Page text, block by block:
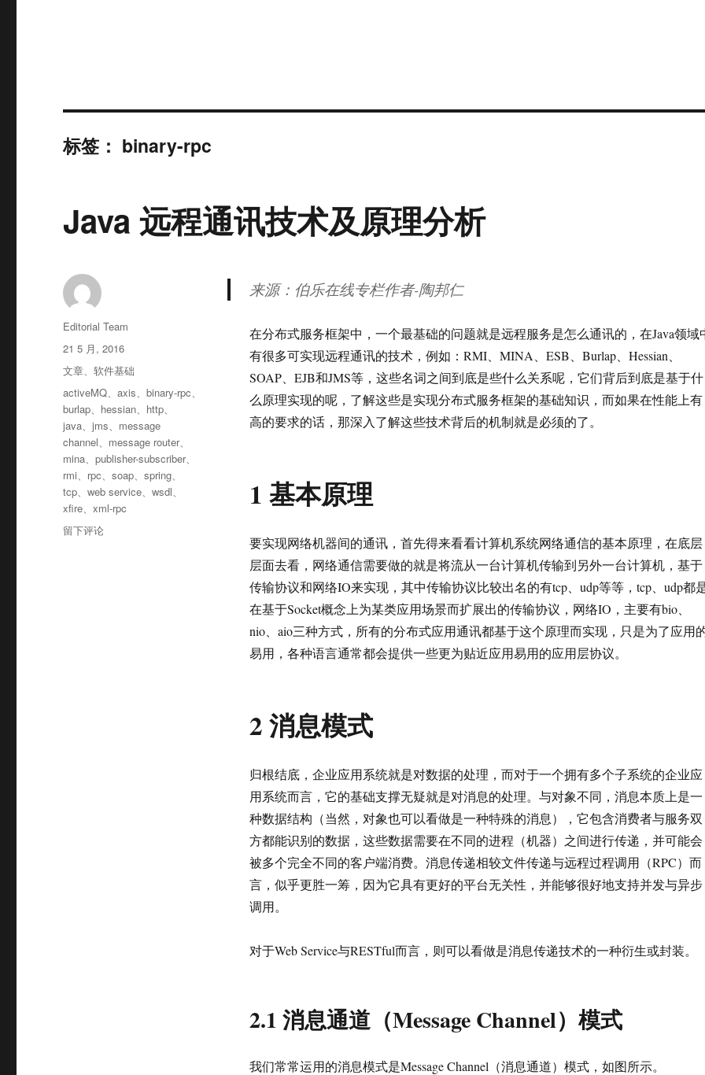
标签： binary-rpc
Java 远程通讯技术及原理分析
来源：伯乐在线专栏作者-陶邦仁
在分布式服务框架中，一个最基础的问题就是远程服务是怎么通讯的，在Java领域
有很多可实现远程通讯的技术，例如：RMI、MINA、ESB、Burlap、Hessian、
SOAP、EJB和JMS等，这些名词之间到底是些什么关系呢，它们背后到底是基于什
么原理实现的呢，了解这些是实现分布式服务框架的基础知识，而如果在性能上有
高的要求的话，那深入了解这些技术背后的机制就是必须的了。
1 基本原理
要实现网络机器间的通讯，首先得来看看计算机系统网络通信的基本原理，在底层
层面去看，网络通信需要做的就是将流从一台计算机传输到另外一台计算机，基于
传输协议和网络IO来实现，其中传输协议比较出名的有tcp、udp等等，tcp、udp都
在基于Socket概念上为某类应用场景而扩展出的传输协议，网络IO，主要有bio、
nio、aio三种方式，所有的分布式应用通讯都基于这个原理而实现，只是为了应用
易用，各种语言通常都会提供一些更为贴近应用易用的应用层协议。
2 消息模式
归根结底，企业应用系统就是对数据的处理，而对于一个拥有多个子系统的企业应
用系统而言，它的基础支撑无疑就是对消息的处理。与对象不同，消息本质上是一
种数据结构（当然，对象也可以看做是一种特殊的消息），它包含消费者与服务双
方都能识别的数据，这些数据需要在不同的进程（机器）之间进行传递，并可能会
被多个完全不同的客户端消费。消息传递相较文件传递与远程过程调用（RPC）而
言，似乎更胜一筹，因为它具有更好的平台无关性，并能够很好地支持并发与异步
调用。
对于Web Service与RESTful而言，则可以看做是消息传递技术的一种衍生或封装。
2.1 消息通道（Message Channel）模式
我们常常运用的消息模式是Message Channel（消息通道）模式，如图所示。
作
者
Editorial Team
发
布
于
21 5 月, 2016
分
文章、软件基础
标
签
activeMQ、axis、binary-rpc、
burlap、 hessian、 http、
java、jms、 message
channel、 message router、
mina、publisher-subscriber、
rmi、 rpc、soap、spring、
tcp、web service、wsdl、
xfire、xml-rpc
于
留下评论